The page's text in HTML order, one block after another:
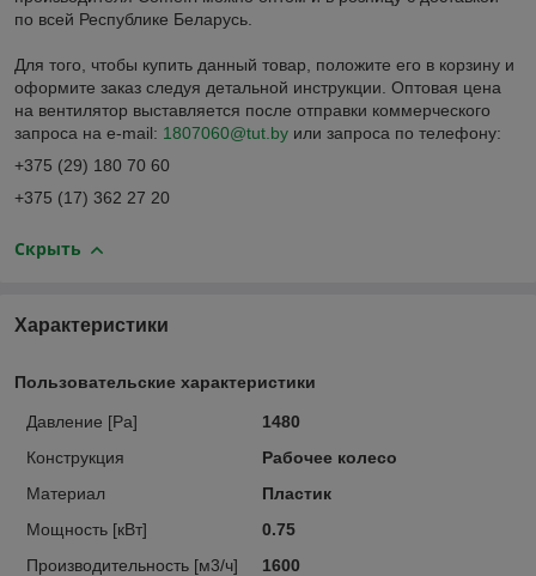
по всей Республике Беларусь.
Для того, чтобы купить данный товар, положите его в корзину и
оформите заказ следуя детальной инструкции. Оптовая цена
на вентилятор выставляется после отправки коммерческого
запроса на e-mail: 1807060@tut.by или запроса по телефону:
+375 (29) 180 70 60
+375 (17) 362 27 20
Скрыть
Характеристики
Пользовательские характеристики
Давление [Pa]
1480
Конструкция
Рабочее колесо
Материал
Пластик
Мощность [кВт]
0.75
Производительность [м3/ч]
1600